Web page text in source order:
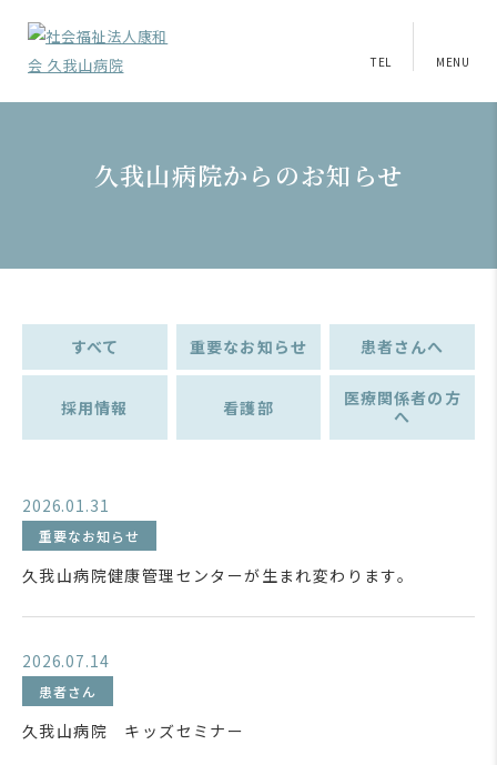
TEL MENU
久我山病院からのお知らせ
すべて 重要なお知らせ 患者さんへ
採用情報 看護部
医療関係者の方
へ
2026.01.31
重要なお知らせ
久我山病院健康管理センターが生まれ変わります。
2026.07.14
患者さん
久我山病院 キッズセミナー